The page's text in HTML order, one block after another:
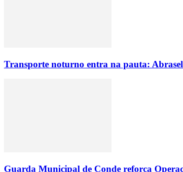
Transporte noturno entra na pauta:
Guarda Municipal de Conde reforça